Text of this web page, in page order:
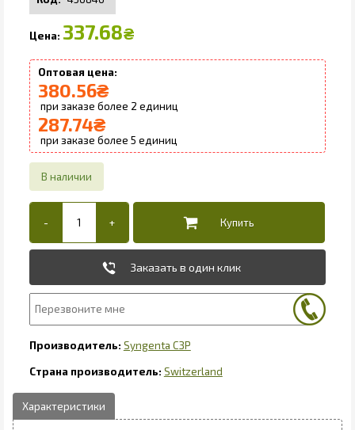
337.68₴
380.56₴
2
287.74₴
5
Заказать в один клик
Syngenta СЗР
Switzerland